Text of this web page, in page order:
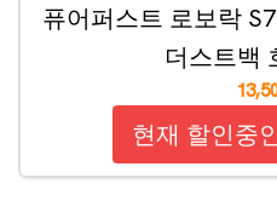
퓨어퍼스트 로보락
더스트백
현재 할인중